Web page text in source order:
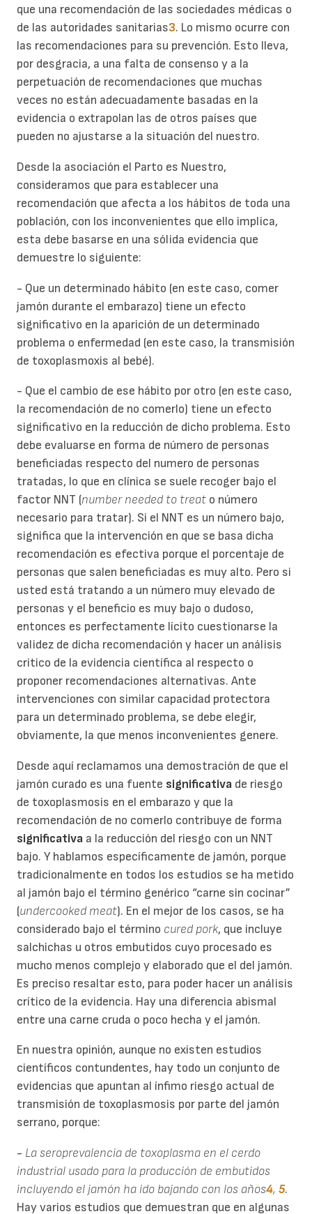
que una recomendación de las sociedades médicas o
de las autoridades sanitarias3. Lo mismo ocurre con
las recomendaciones para su prevención. Esto lleva,
por desgracia, a una falta de consenso y a la
perpetuación de recomendaciones que muchas
veces no están adecuadamente basadas en la
evidencia o extrapolan las de otros países que
pueden no ajustarse a la situación del nuestro.
Desde la asociación el Parto es Nuestro,
consideramos que para establecer una
recomendación que afecta a los hábitos de toda una
población, con los inconvenientes que ello implica,
esta debe basarse en una sólida evidencia que
demuestre lo siguiente:
- Que un determinado hábito (en este caso, comer
jamón durante el embarazo) tiene un efecto
significativo en la aparición de un determinado
problema o enfermedad (en este caso, la transmisión
de toxoplasmoxis al bebé).
- Que el cambio de ese hábito por otro (en este caso,
la recomendación de no comerlo) tiene un efecto
significativo en la reducción de dicho problema. Esto
debe evaluarse en forma de número de personas
beneficiadas respecto del numero de personas
tratadas, lo que en clínica se suele recoger bajo el
factor NNT (number needed to treat o número
necesario para tratar). Si el NNT es un número bajo,
significa que la intervención en que se basa dicha
recomendación es efectiva porque el porcentaje de
personas que salen beneficiadas es muy alto. Pero si
usted está tratando a un número muy elevado de
personas y el beneficio es muy bajo o dudoso,
entonces es perfectamente lícito cuestionarse la
validez de dicha recomendación y hacer un análisis
critico de la evidencia científica al respecto o
proponer recomendaciones alternativas. Ante
intervenciones con similar capacidad protectora
para un determinado problema, se debe elegir,
obviamente, la que menos inconvenientes genere.
Desde aquí reclamamos una demostración de que el
jamón curado es una fuente significativa de riesgo
de toxoplasmosis en el embarazo y que la
recomendación de no comerlo contribuye de forma
significativa a la reducción del riesgo con un NNT
bajo. Y hablamos específicamente de jamón, porque
tradicionalmente en todos los estudios se ha metido
al jamón bajo el término genérico “carne sin cocinar”
(undercooked meat). En el mejor de los casos, se ha
considerado bajo el término cured pork, que incluye
salchichas u otros embutidos cuyo procesado es
mucho menos complejo y elaborado que el del jamón.
Es preciso resaltar esto, para poder hacer un análisis
crítico de la evidencia. Hay una diferencia abismal
entre una carne cruda o poco hecha y el jamón.
En nuestra opinión, aunque no existen estudios
científicos contundentes, hay todo un conjunto de
evidencias que apuntan al ínfimo riesgo actual de
transmisión de toxoplasmosis por parte del jamón
serrano, porque:
- La seroprevalencia de toxoplasma en el cerdo
industrial usado para la producción de embutidos
incluyendo el jamón ha ido bajando con los años4, 5.
Hay varios estudios que demuestran que en algunas